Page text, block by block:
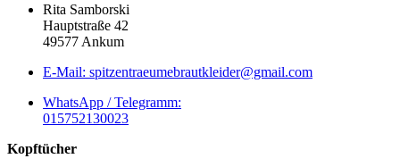
Rita Samborski
Hauptstraße 42
49577 Ankum
E-Mail: spitzentraeumebrautkleider@gmail.com
WhatsApp / Telegramm:
015752130023
Kopftücher